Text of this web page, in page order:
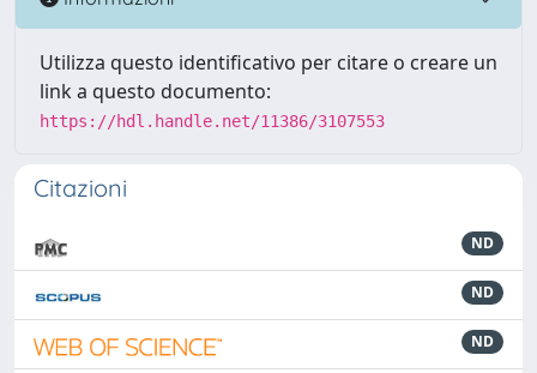
Utilizza questo identificativo per citare o creare un
link a questo documento:
https://hdl.handle.net/11386/3107553
Citazioni
ND
ND
ND